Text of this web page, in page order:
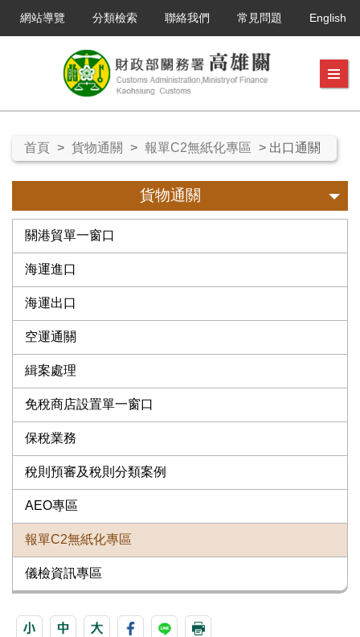
網站導覽 分類檢索 聯絡我們 常見問題 English
首頁 > 貨物通關 > 報單C2無紙化專區 > 出口通關
貨物通關
關港貿單一窗口
海運進口
海運出口
空運通關
緝案處理
免稅商店設置單一窗口
保稅業務
稅則預審及稅則分類案例
AEO專區
報單C2無紙化專區
儀檢資訊專區